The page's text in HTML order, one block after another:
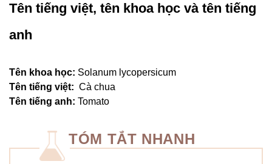
Tên tiếng việt, tên khoa học và tên tiếng
anh
Tên khoa học: Solanum lycopersicum
Tên tiếng việt: Cà chua
Tên tiếng anh: Tomato
TÓM TẮT NHANH